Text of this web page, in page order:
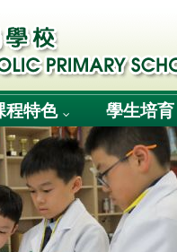
程特色 學生培育